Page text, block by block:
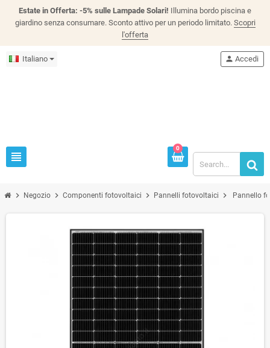
Estate in Offerta: -5% sulle Lampade Solari! Illumina bordo piscina e
giardino senza consumare. Sconto attivo per un periodo limitato. Scopri
l'offerta
Italiano
view_headline
person Accedi
0
chevron_right Negozio chevron_right Componenti fotovoltaici chevron_right Pannelli fotovoltaici chevron_right Pannello